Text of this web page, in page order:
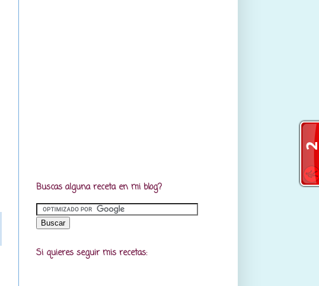
Buscas alguna receta en mi blog?
Si quieres seguir mis recetas: